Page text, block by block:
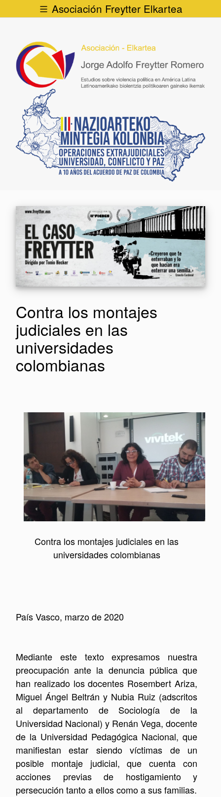
Asociación Freytter Elkartea
Contra los montajes
judiciales en las
universidades
colombianas
Contra los montajes judiciales en las
universidades colombianas
País Vasco, marzo de 2020
Mediante este texto expresamos nuestra
preocupación ante la denuncia pública que
han realizado los docentes Rosembert Ariza,
Miguel Ángel Beltrán y Nubia Ruiz (adscritos
al departamento de Sociología de la
Universidad Nacional) y Renán Vega, docente
de la Universidad Pedagógica Nacional, que
manifiestan estar siendo víctimas de un
posible montaje judicial, que cuenta con
acciones previas de hostigamiento y
persecución tanto a ellos como a sus familias.